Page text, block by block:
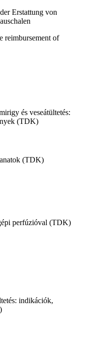
Erstattung von
reimbursement of
és veseátültetés:
(TDK)
(TDK)
perfúzióval (TDK)
indikációk,